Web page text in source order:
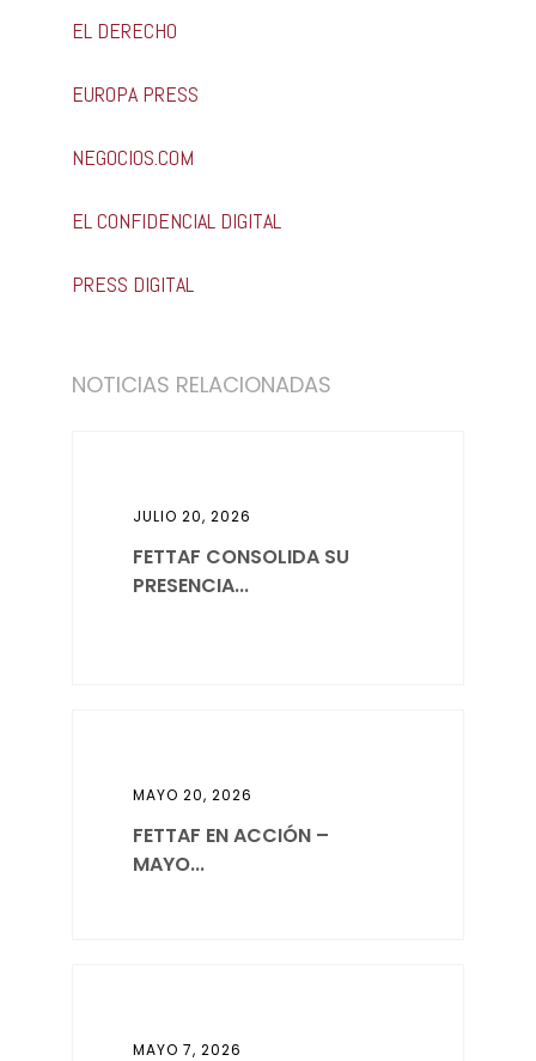
EL DERECHO
EUROPA PRESS
NEGOCIOS.COM
EL CONFIDENCIAL DIGITAL
PRESS DIGITAL
NOTICIAS RELACIONADAS
JULIO 20, 2026
FETTAF CONSOLIDA SU
PRESENCIA...
MAYO 20, 2026
FETTAF EN ACCIÓN –
MAYO...
MAYO 7, 2026